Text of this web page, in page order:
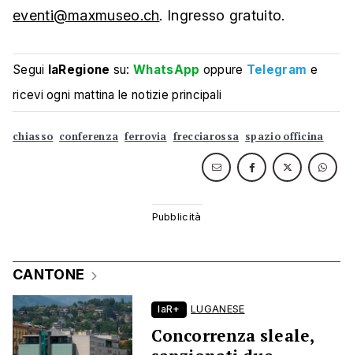
eventi@maxmuseo.ch. Ingresso gratuito.
Segui laRegione su:WhatsApp oppure Telegram e
ricevi ogni mattina le notizie principali
chiasso conferenza ferrovia frecciarossa spazio officina
CANTONE
laR+ LUGANESE
Concorrenza sleale,